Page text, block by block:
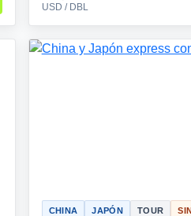
USD / DBL
CHINA JAPÓN TOUR